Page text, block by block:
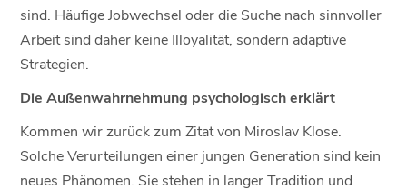
sind. Häufige Jobwechsel oder die Suche nach sinnvoller
Arbeit sind daher keine Illoyalität, sondern adaptive
Strategien.
Die Außenwahrnehmung psychologisch erklärt
Kommen wir zurück zum Zitat von Miroslav Klose.
Solche Verurteilungen einer jungen Generation sind kein
neues Phänomen. Sie stehen in langer Tradition und